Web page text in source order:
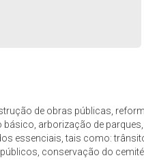
de obras públicas,
arborização de
essenciais, tais como:
conservação do